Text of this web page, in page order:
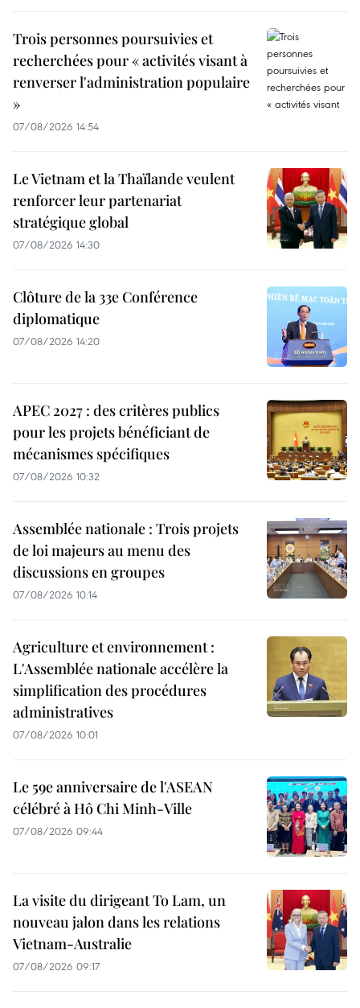
Trois personnes poursuivies et
recherchées pour « activités visant à
renverser l'administration populaire
»
07/08/2026 14:54
Le Vietnam et la Thaïlande veulent
renforcer leur partenariat
stratégique global
07/08/2026 14:30
Clôture de la 33e Conférence
diplomatique
07/08/2026 14:20
APEC 2027 : des critères publics
pour les projets bénéficiant de
mécanismes spécifiques
07/08/2026 10:32
Assemblée nationale : Trois projets
de loi majeurs au menu des
discussions en groupes
07/08/2026 10:14
Agriculture et environnement :
L'Assemblée nationale accélère la
simplification des procédures
administratives
07/08/2026 10:01
Le 59e anniversaire de l'ASEAN
célébré à Hô Chi Minh-Ville
07/08/2026 09:44
La visite du dirigeant To Lam, un
nouveau jalon dans les relations
Vietnam-Australie
07/08/2026 09:17